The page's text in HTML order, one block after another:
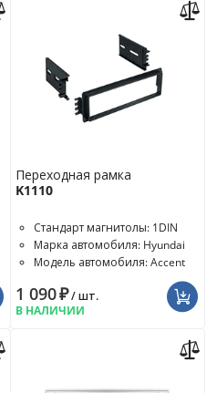
Переходная рамка
K1110
Стандарт магнитолы: 1DIN
Марка автомобиля: Hyundai
Модель автомобиля: Accent
1 090₽/ шт.
В НАЛИЧИИ